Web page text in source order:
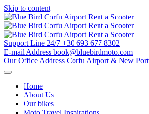
Skip to content
Support Line 24/7 +30 693 677 8302
E-mail Address book@bluebirdmoto.com
Our Office Address Corfu Airport & New Port
Home
About Us
Our bikes
Moto Travel Inspirations